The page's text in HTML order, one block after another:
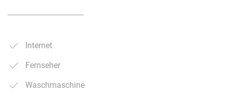
Internet
Fernseher
Waschmaschine